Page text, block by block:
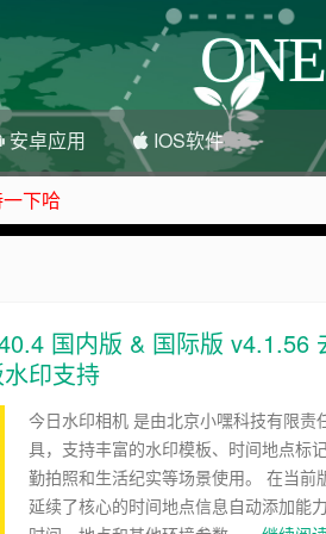
安卓应用 IOS软件
下哈
国内版 & 国际版 v4.1.56
印支持
今日水印相机 是由北京小嘿科技有限
具，支持丰富的水印模板、时间地点标
勤拍照和生活纪实等场景使用。 在当
延续了核心的时间地点信息自动添加能